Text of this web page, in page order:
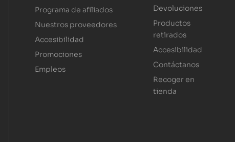
Programa de afiliados
Nuestros proveedores
Accesibilidad
Promociones
Empleos
Devoluciones
Productos
retirados
Accesibilidad
Contáctanos
Recoger en
tienda